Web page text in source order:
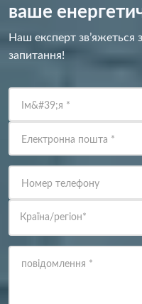
ваше
Наш експерт зв’яжеться
запитання!
Ім&#39;я *
Електронна пошта *
Номер телефону
Країна/регіон*
повідомлення *